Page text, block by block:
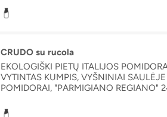
CRUDO su rucola
EKOLOGIŠKI PIETŲ ITALIJOS
VYTINTAS KUMPIS, VYŠNINIAI
POMIDORAI, "PARMIGIANO REGIANO"